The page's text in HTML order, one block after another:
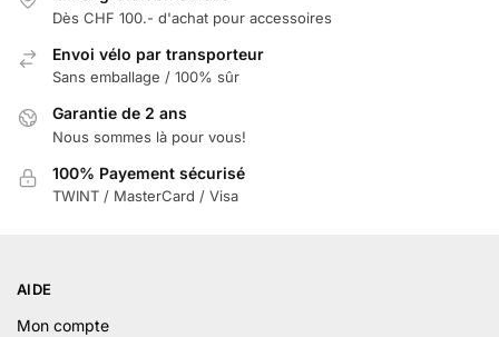
Dès CHF 100.- d'achat pour accessoires
Envoi vélo par transporteur
Sans emballage / 100% sûr
Garantie de 2 ans
Nous sommes là pour vous!
100% Payement sécurisé
TWINT / MasterCard / Visa
AIDE
Mon compte